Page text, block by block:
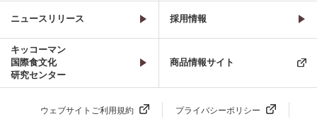
ニュースリリース 採用情報
キッコーマン
国際食文化
研究センター
商品情報サイト
ウェブサイトご利用規約 プライバシーポリシー